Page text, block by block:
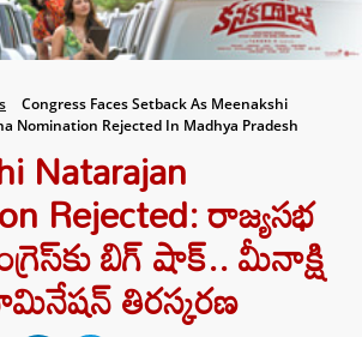
Congress Faces Setback As Meenakshi
Nomination Rejected In Madhya Pradesh
Natarajan
Rejected: రాజ్యసభ
బిగ్‌ షాక్.. మీనాక్షి
తిరస్కరణ